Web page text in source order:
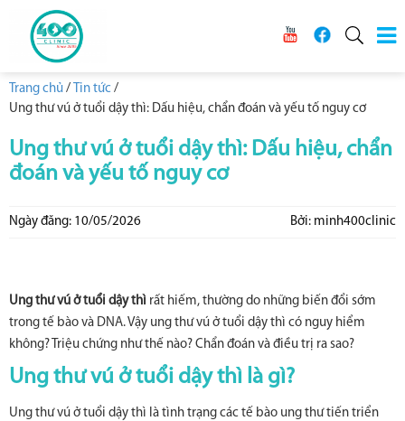
Trang chủ / Tin tức /
Ung thư vú ở tuổi dậy thì: Dấu hiệu, chẩn đoán và yếu tố nguy cơ
Ung thư vú ở tuổi dậy thì: Dấu hiệu, chẩn
đoán và yếu tố nguy cơ
Ngày đăng: 10/05/2026 Bởi: minh400clinic
Ung thư vú ở tuổi dậy thì rất hiếm, thường do những biến đổi sớm
trong tế bào và DNA. Vậy ung thư vú ở tuổi dậy thì có nguy hiểm
không? Triệu chứng như thế nào? Chẩn đoán và điều trị ra sao?
Ung thư vú ở tuổi dậy thì là gì?
Ung thư vú ở tuổi dậy thì là tình trạng các tế bào ung thư tiến triển